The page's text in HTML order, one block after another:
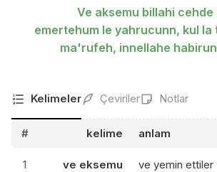
Ve aksemu billahi cehde
emertehum le yahrucunn, kul la
ma'rufeh, innellahe
Kelimeler Çeviriler Notlar
# kelime anlam
1 ve eksemu ve yemin ettiler